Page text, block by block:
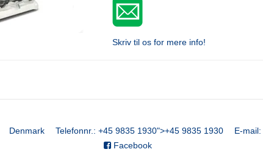
Skriv til os for mere info!
Denmark Telefonnr. : +45 9835 1930">+45 9835 1930 E-mail:
Facebook